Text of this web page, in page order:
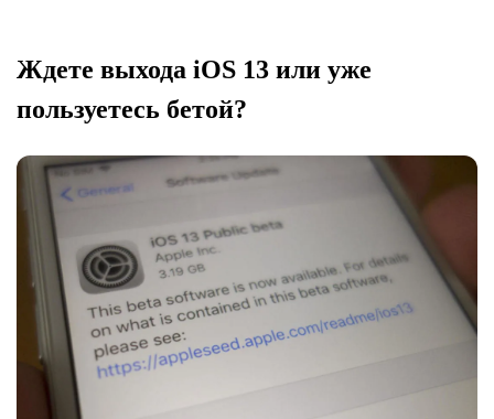
Ждете выхода iOS 13 или уже
пользуетесь бетой?